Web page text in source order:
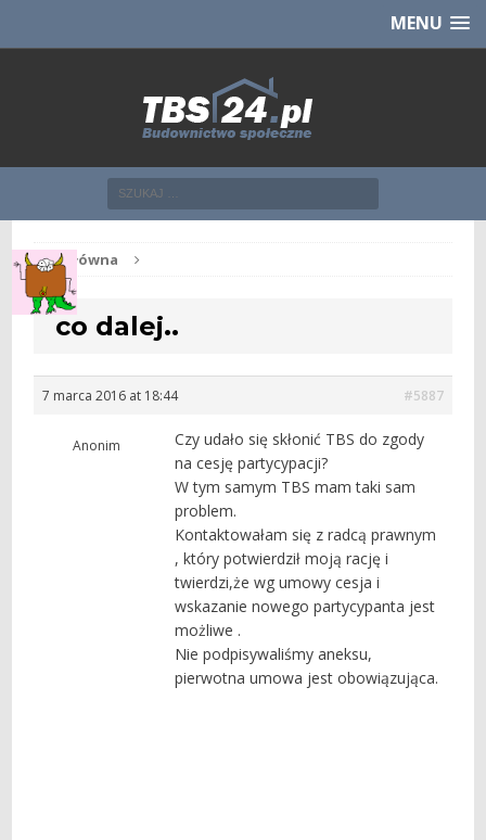
CHCĘ [klik]MENU
Str. główna
co dalej..
7 marca 2016 at 18:44 #5887
Anonim
Czy udało się skłonić TBS do zgody
na cesję partycypacji?
W tym samym TBS mam taki sam
problem.
Kontaktowałam się z radcą prawnym
, który potwierdził moją rację i
twierdzi,że wg umowy cesja i
wskazanie nowego partycypanta jest
możliwe .
Nie podpisywaliśmy aneksu,
pierwotna umowa jest obowiązująca.